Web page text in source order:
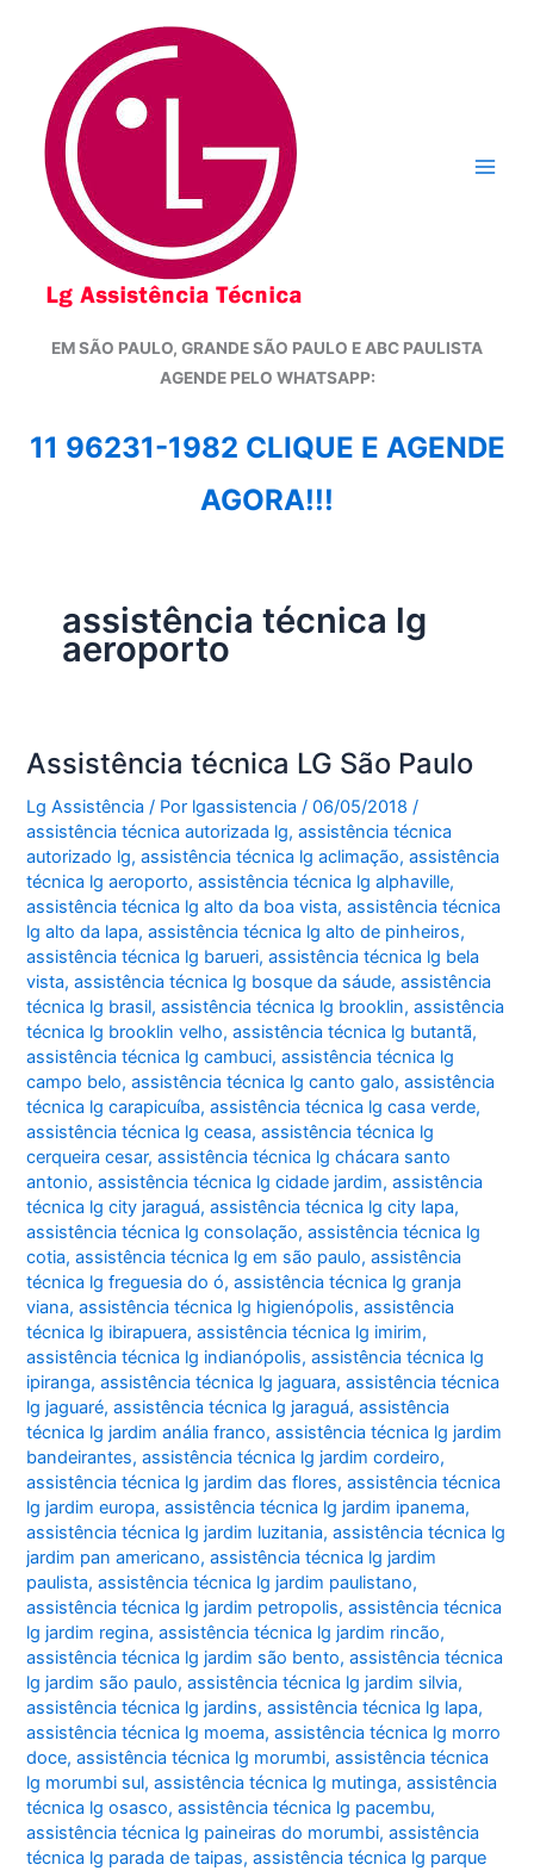
conteúdo
EM SÃO PAULO, GRANDE SÃO PAULO E ABC PAULISTA
AGENDE PELO WHATSAPP:
11 96231-1982 CLIQUE E AGENDE
AGORA!!!
assistência técnica lg
aeroporto
Assistência técnica LG São Paulo
Lg Assistência / Por lgassistencia/06/05/2018 /
assistência técnica autorizada lg,assistência técnica
autorizado lg,assistência técnica lg aclimação,assistência
técnica lg aeroporto,assistência técnica lg alphaville,
assistência técnica lg alto da boa vista,assistência técnica
lg alto da lapa,assistência técnica lg alto de pinheiros,
assistência técnica lg barueri,assistência técnica lg bela
vista,assistência técnica lg bosque da sáude,assistência
técnica lg brasil,assistência técnica lg brooklin,assistência
técnica lg brooklin velho,assistência técnica lg butantã,
assistência técnica lg cambuci,assistência técnica lg
campo belo,assistência técnica lg canto galo,assistência
técnica lg carapicuíba,assistência técnica lg casa verde,
assistência técnica lg ceasa,assistência técnica lg
cerqueira cesar,assistência técnica lg chácara santo
antonio,assistência técnica lg cidade jardim,assistência
técnica lg city jaraguá,assistência técnica lg city lapa,
assistência técnica lg consolação,assistência técnica lg
cotia,assistência técnica lg em são paulo,assistência
técnica lg freguesia do ó,assistência técnica lg granja
viana,assistência técnica lg higienópolis,assistência
técnica lg ibirapuera,assistência técnica lg imirim,
assistência técnica lg indianópolis,assistência técnica lg
ipiranga,assistência técnica lg jaguara,assistência técnica
lg jaguaré,assistência técnica lg jaraguá,assistência
técnica lg jardim anália franco,assistência técnica lg jardim
bandeirantes,assistência técnica lg jardim cordeiro,
assistência técnica lg jardim das flores,assistência técnica
lg jardim europa,assistência técnica lg jardim ipanema,
assistência técnica lg jardim luzitania,assistência técnica lg
jardim pan americano,assistência técnica lg jardim
paulista,assistência técnica lg jardim paulistano,
assistência técnica lg jardim petropolis,assistência técnica
lg jardim regina,assistência técnica lg jardim rincão,
assistência técnica lg jardim são bento,assistência técnica
lg jardim são paulo,assistência técnica lg jardim silvia,
assistência técnica lg jardins,assistência técnica lg lapa,
assistência técnica lg moema,assistência técnica lg morro
doce,assistência técnica lg morumbi,assistência técnica
lg morumbi sul,assistência técnica lg mutinga,assistência
técnica lg osasco,assistência técnica lg pacembu,
assistência técnica lg paineiras do morumbi,assistência
técnica lg parada de taipas,assistência técnica lg parque